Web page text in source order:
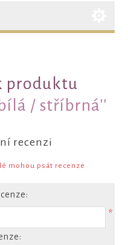
produktu
/ stříbrná
recenzi
mohou psát recenze
*